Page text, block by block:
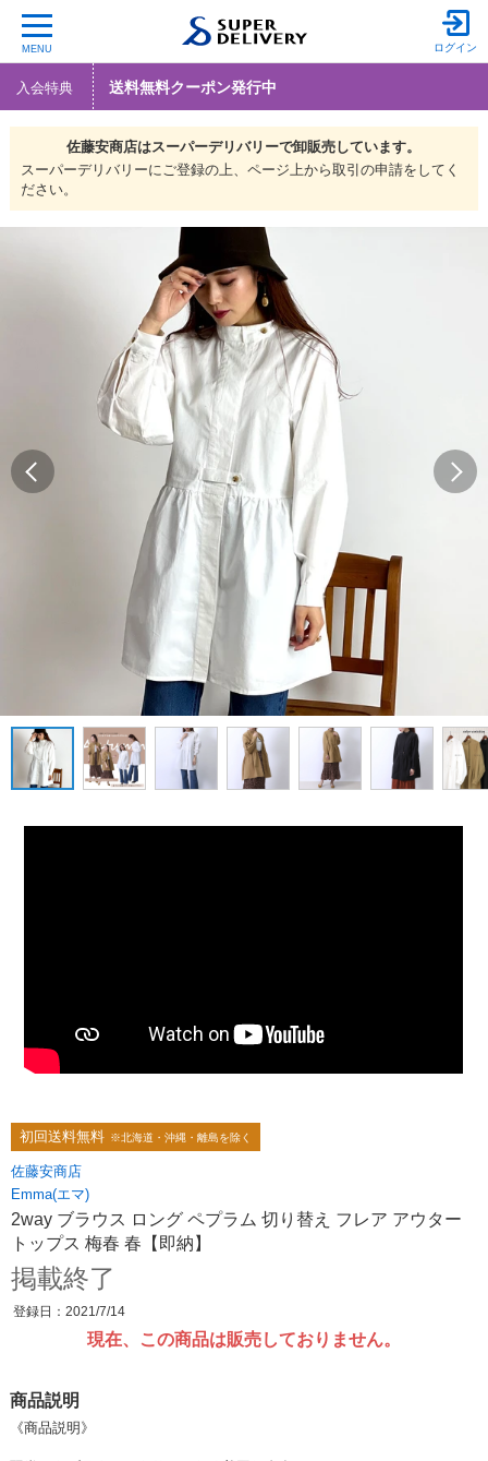
MENU ログイン
入会特典 送料無料クーポン発行中
佐藤安商店はスーパーデリバリーで卸販売しています。
スーパーデリバリーにご登録の上、ページ上から取引の申請をしてく
ださい。
初回送料無料 ※北海道・沖縄・離島を除く
佐藤安商店
Emma(エマ)
2way ブラウス ロング ペプラム 切り替え フレア アウター
トップス 梅春 春【即納】
掲載終了
登録日：2021/7/14
現在、この商品は販売しておりません。
商品説明
《商品説明》